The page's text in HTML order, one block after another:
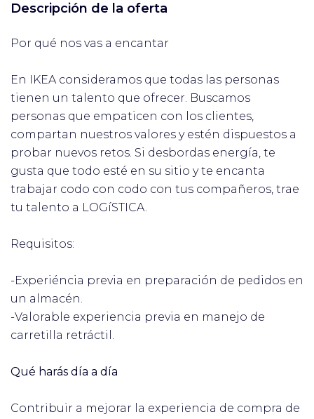
Descripción de la oferta
Por qué nos vas a encantar
En IKEA consideramos que todas las personas
tienen un talento que ofrecer. Buscamos
personas que empaticen con los clientes,
compartan nuestros valores y estén dispuestos a
probar nuevos retos. Si desbordas energía, te
gusta que todo esté en su sitio y te encanta
trabajar codo con codo con tus compañeros, trae
tu talento a LOGíSTICA.
Requisitos:
-Experiéncia previa en preparación de pedidos en
un almacén.
-Valorable experiencia previa en manejo de
carretilla retráctil.
Qué harás día a día
Contribuir a mejorar la experiencia de compra de